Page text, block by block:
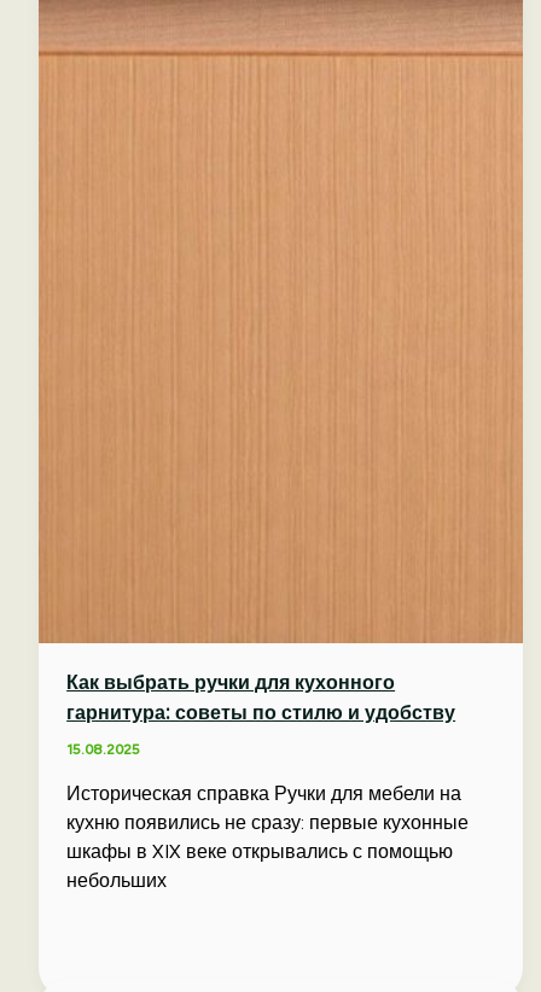
Как выбрать ручки для кухонного
гарнитура: советы по стилю и удобству
15.08.2025
Историческая справка Ручки для мебели на
кухню появились не сразу: первые кухонные
шкафы в XIX веке открывались с помощью
небольших